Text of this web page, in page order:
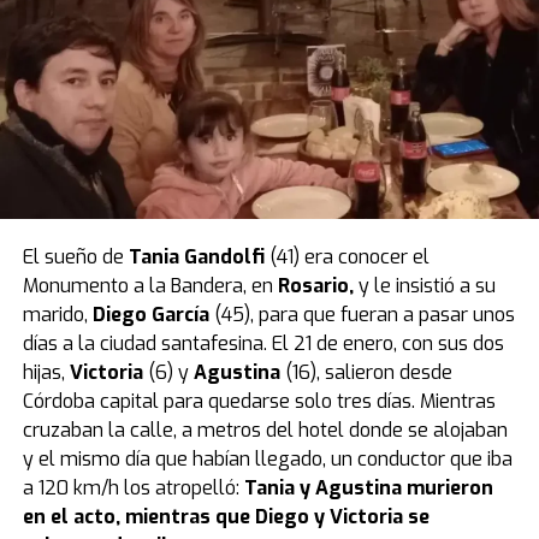
necesario para que la sustancia haga efecto en el
organismo de un niño tan pequeño.
Por eso, la Justicia ordenó laprisión preventiva por 30
días para la madre, que fue confirmada en una
audiencia de custodia realizada el jueves 28 de agosto.
El caso quedó caratulado comomuerte sospechosa,
pero la mujer es investigada por
homicidio calificado.
La tatuadora fue grabada un día antes
mientras compraba el veneno en un
supermercado
Según reveló el medio Metrópoles, el momento en que
la tatuadora compró el veneno con el que habría
matado a su bebé quedó registrado por las cámaras de
seguridad de un local de mascotas de la zona este de
San Pablo.
El sueño de Tania Gandolfi(41) era conocer el
Monumento a la Bandera, en Rosario,y le insistió a su
marido, Diego García(45), para que fueran a pasar unos
días a la ciudad santafesina. El 21 de enero, con sus dos
hijas, Victoria (6) yAgustina (16), salieron desde
Córdoba capital para quedarse solo tres días. Mientras
cruzaban la calle, a metros del hotel donde se alojaban
y el mismo día que habían llegado, un conductor que iba
a 120 km/h los atropelló: Tania y Agustina murieron
en el acto, mientras que Diego y Victoria se